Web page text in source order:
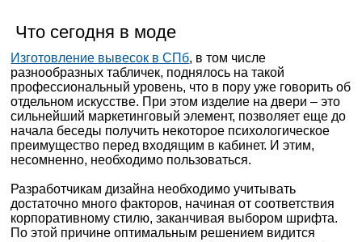
Что сегодня в моде
Изготовление вывесок в СПб, в том числе
разнообразных табличек, поднялось на такой
профессиональный уровень, что в пору уже говорить об
отдельном искусстве. При этом изделие на двери – это
сильнейший маркетинговый элемент, позволяет еще до
начала беседы получить некоторое психологическое
преимущество перед входящим в кабинет. И этим,
несомненно, необходимо пользоваться.
Разработчикам дизайна необходимо учитывать
достаточно много факторов, начиная от соответствия
корпоративному стилю, заканчивая выбором шрифта.
По этой причине оптимальным решением видится